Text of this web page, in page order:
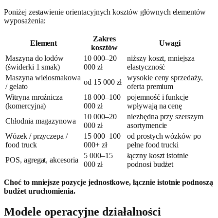
Poniżej zestawienie orientacyjnych kosztów głównych elementów
wyposażenia:
Element
Zakres
kosztów
Uwagi
Maszyna do lodów
(świderki 1 smak)
10 000–20
000 zł
niższy koszt, mniejsza
elastyczność
Maszyna wielosmakowa
/ gelato
od 15 000 zł
wysokie ceny sprzedaży,
oferta premium
Witryna mroźnicza
(komercyjna)
18 000–100
000 zł
pojemność i funkcje
wpływają na cenę
Chłodnia magazynowa
10 000–20
000 zł
niezbędna przy szerszym
asortymencie
Wózek / przyczepa /
food truck
15 000–100
000+ zł
od prostych wózków po
pełne food trucki
POS, agregat, akcesoria
5 000–15
000 zł
łączny koszt istotnie
podnosi budżet
Choć to mniejsze pozycje jednostkowe, łącznie istotnie podnoszą
budżet uruchomienia.
Modele operacyjne działalności